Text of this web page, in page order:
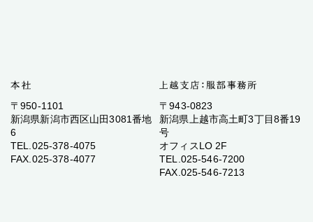
〒950-1101
新潟県新潟市西区山田3081番地
6
TEL.025-378-4075
FAX.025-378-4077
〒943-0823
新潟県上越市高土町3丁目8番19
号
オフィスLO 2F
TEL.025-546-7200
FAX.025-546-7213